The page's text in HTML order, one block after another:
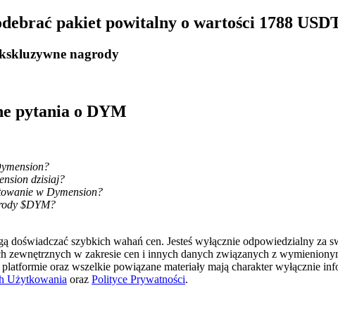
nagrody
pakiet powitalny o wartości 1788
nagrody
pytania o DYM
dzisiaj?
w Dymension?
$DYM?
doświadczać szybkich wahań cen. Jesteś wyłącznie odpowiedzialny
zewnętrznych w zakresie cen i innych danych związanych z
platformie oraz wszelkie powiązane materiały mają charakter
Użytkowania oraz Polityce Prywatności.